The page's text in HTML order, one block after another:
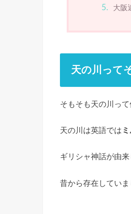
大阪
天の川って
そもそも天の川っ
天の川は英語では
ギリシャ神話が由来
昔から存在していま